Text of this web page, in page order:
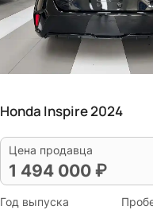
Honda Inspire 2024
Цена продавца
1 494 000 ₽
Год выпуска